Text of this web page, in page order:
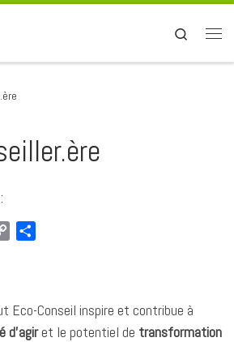
Search
L
i
a
g
Eco-Conseil inspire et contribue à
d’agiret le potentiel de transformation